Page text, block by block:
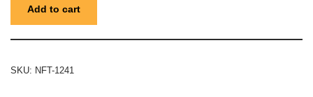
Add to cart
SKU: NFT-1241